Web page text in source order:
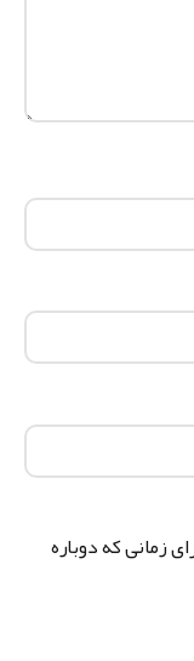
که دوباره